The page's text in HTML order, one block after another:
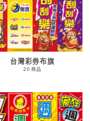
台灣彩券布旗
20 商品